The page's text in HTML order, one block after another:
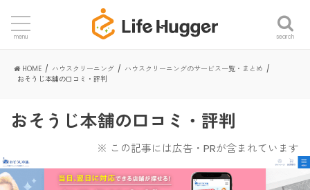
search
menu
HOME ハウスクリーニング
ハウスクリーニングのサービス一覧・まとめ
おそうじ本舗の口コミ・評判
おそうじ本舗の口コミ・評判
※ この記事には広告・PRが含まれています